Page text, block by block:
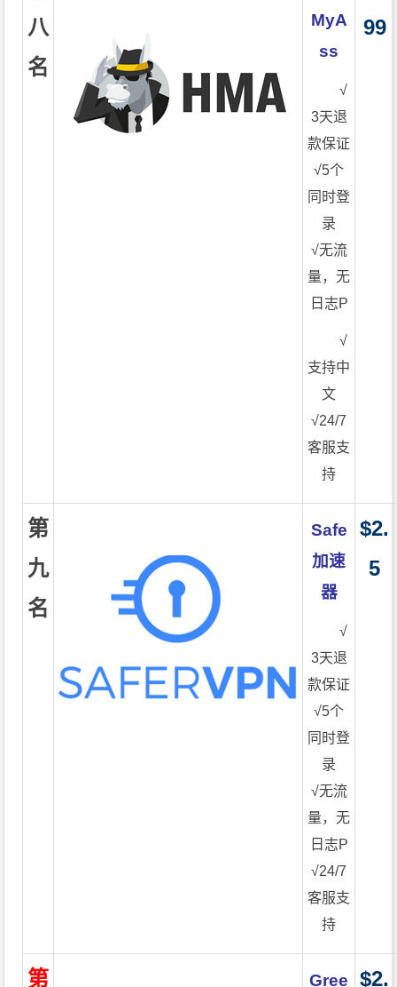
八
名
MyA
ss
√
3天退
款保证
√5个
同时登
录
√无流
量，无
日志P
√
支持中
文
√24/7
客服支
持
99
第
九
名
Safe
加速
器
√
3天退
款保证
√5个
同时登
录
√无流
量，无
日志P
√24/7
客服支
持
$2.
5
第
Gree
$2.